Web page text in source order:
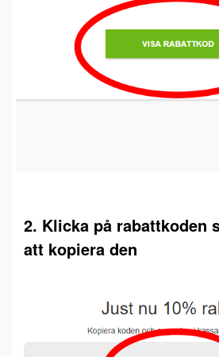
2. Klicka på rabattkoden
att kopiera den